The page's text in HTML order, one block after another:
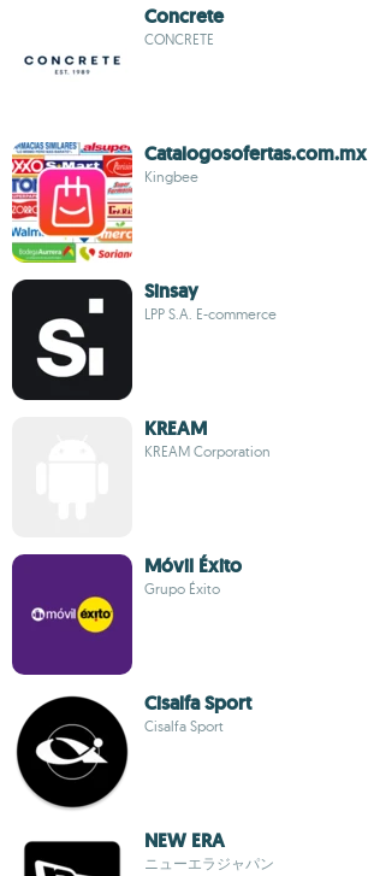
Concrete
CONCRETE
Catalogosofertas.com.mx
Kingbee
Sinsay
LPP S.A. E-commerce
KREAM
KREAM Corporation
Móvil Éxito
Grupo Éxito
Cisalfa Sport
Cisalfa Sport
NEW ERA
ニューエラジャパン